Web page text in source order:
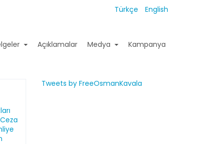
Türkçe English
Açıklamalar Medya Kampanya
Tweets by FreeOsmanKavala